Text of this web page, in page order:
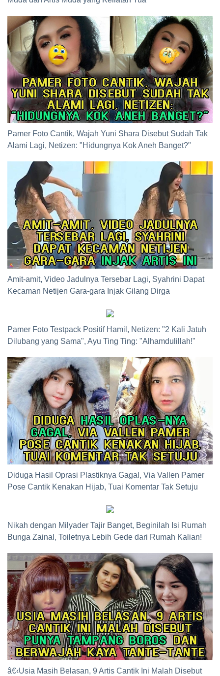
Pamer Foto Cantik, Wajah Yuni Shara Disebut Sudah Tak
Alami Lagi, Netizen: "Hidungnya Kok Aneh Banget?"
Amit-amit, Video Jadulnya Tersebar Lagi, Syahrini Dapat
Kecaman Netijen Gara-gara Injak Gilang Dirga
Pamer Foto Testpack Positif Hamil, Netizen: "2 Kali Jatuh
Dilubang yang Sama", Ayu Ting Ting: "Alhamdulillah!"
Diduga Hasil Oprasi Plastiknya Gagal, Via Vallen Pamer
Pose Cantik Kenakan Hijab, Tuai Komentar Tak Setuju
Nikah dengan Milyader Tajir Banget, Beginilah Isi Rumah
Bunga Zainal, Toiletnya Lebih Gede dari Rumah Kalian!
â€‹Usia Masih Belasan, 9 Artis Cantik Ini Malah Disebut